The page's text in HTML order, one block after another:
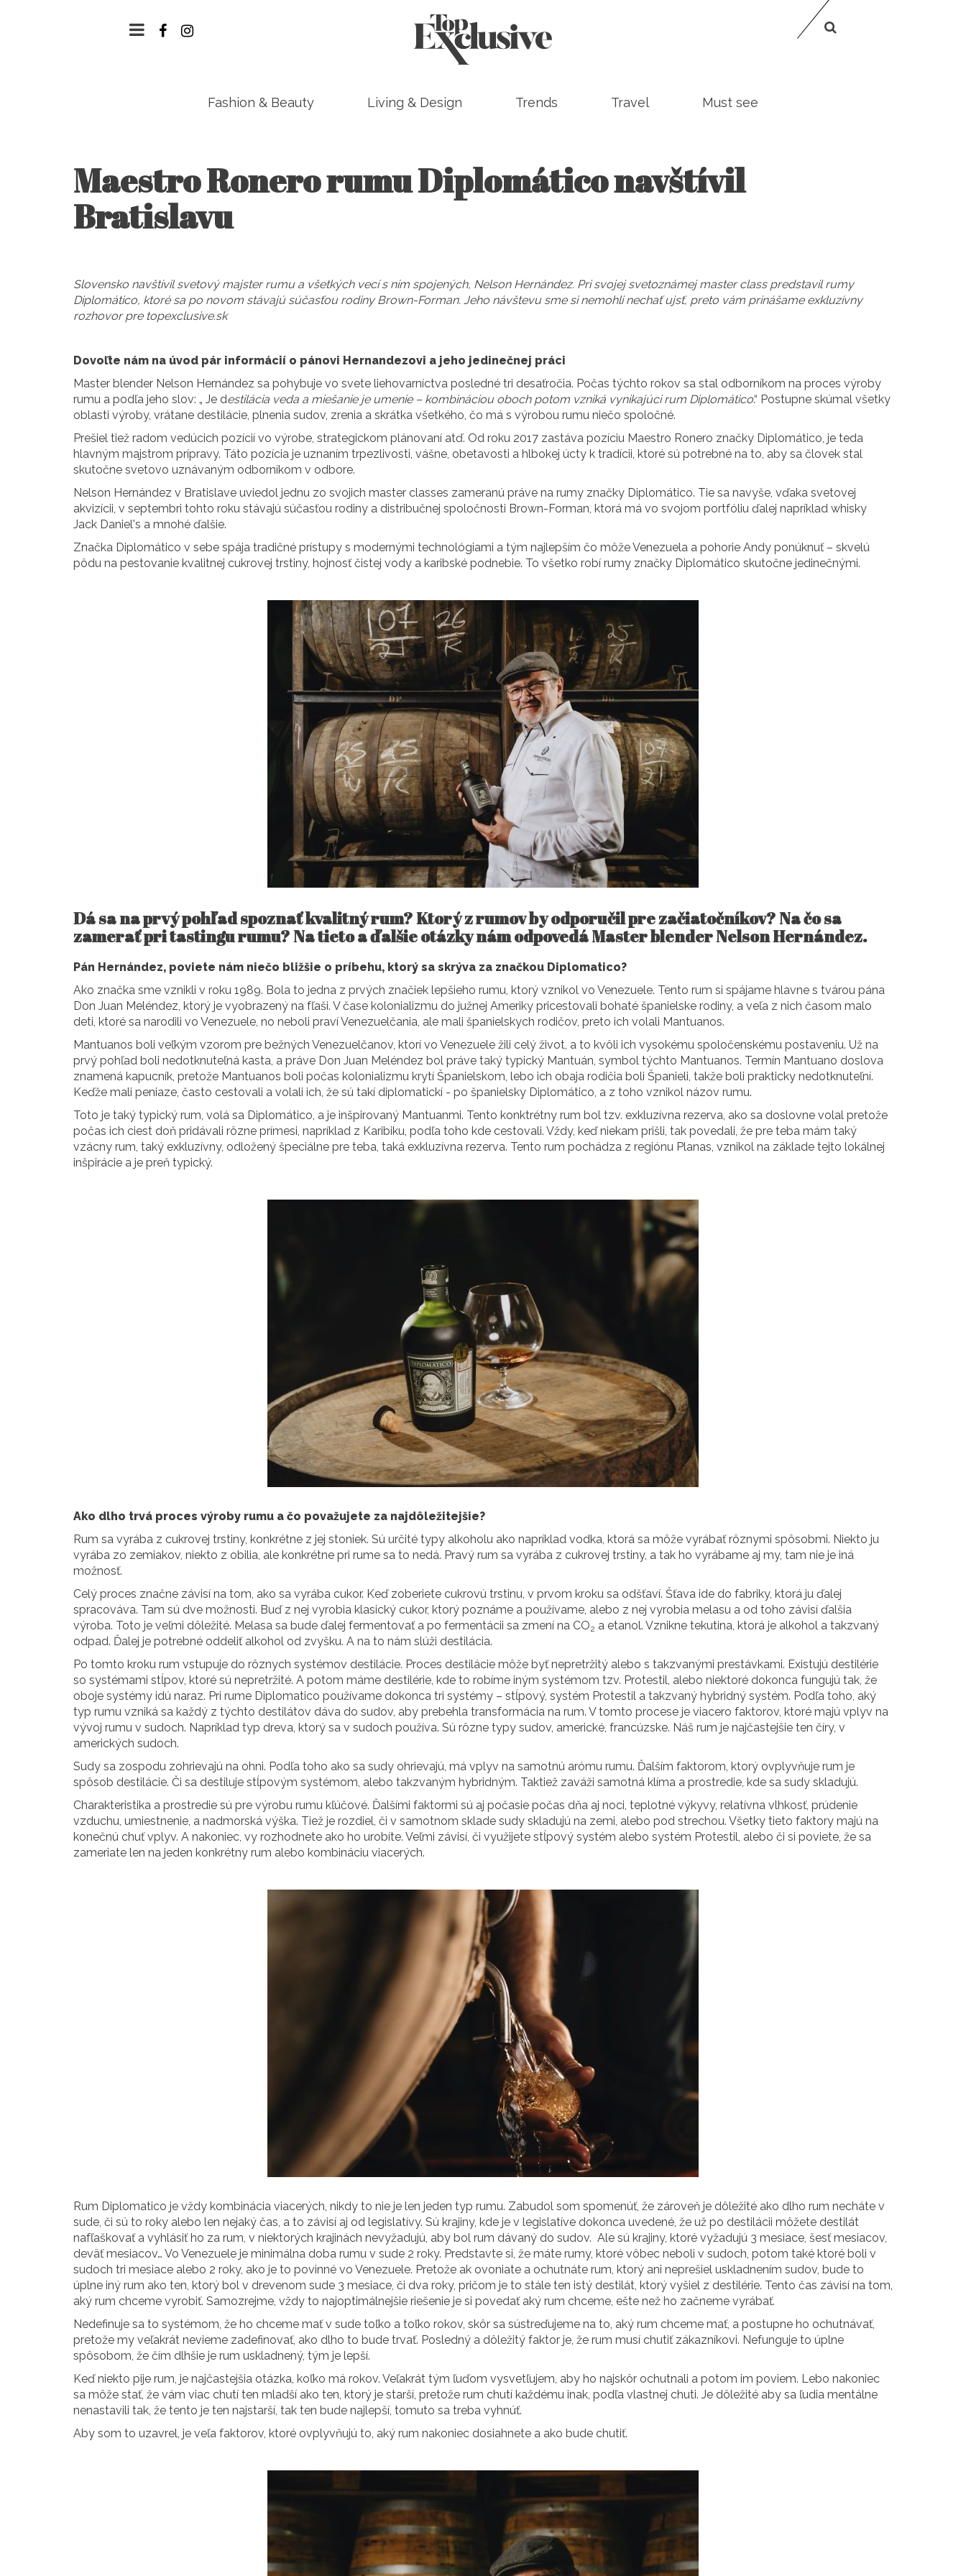
Fashion & Beauty Living & Design Trends Travel Must see
Maestro Ronero rumu Diplomático navštívil
Bratislavu
Slovensko navštívil svetový majster rumu a všetkých vecí s ním spojených, Nelson Hernández. Pri svojej svetoznámej master class predstavil rumy
Diplomático, ktoré sa po novom stávajú súčasťou rodiny Brown-Forman. Jeho návštevu sme si nemohli nechať ujsť, preto vám prinášame exkluzívny
rozhovor pre topexclusive.sk
Dovoľte nám na úvod pár informácií o pánovi Hernandezovi a jeho jedinečnej práci
Master blender Nelson Hernández sa pohybuje vo svete liehovarníctva posledné tri desaťročia. Počas týchto rokov sa stal odborníkom na proces výroby
rumu a podľa jeho slov: „ Je destilácia veda a miešanie je umenie – kombináciou oboch potom vzniká vynikajúci rum Diplomático.“ Postupne skúmal všetky
oblasti výroby, vrátane destilácie, plnenia sudov, zrenia a skrátka všetkého, čo má s výrobou rumu niečo spoločné.
Prešiel tiež radom vedúcich pozícií vo výrobe, strategickom plánovaní atď. Od roku 2017 zastáva pozíciu Maestro Ronero značky Diplomático, je teda
hlavným majstrom prípravy. Táto pozícia je uznaním trpezlivosti, vášne, obetavosti a hlbokej úcty k tradícii, ktoré sú potrebné na to, aby sa človek stal
skutočne svetovo uznávaným odborníkom v odbore.
Nelson Hernández v Bratislave uviedol jednu zo svojich master classes zameranú práve na rumy značky Diplomático. Tie sa navyše, vďaka svetovej
akvizícii, v septembri tohto roku stávajú súčasťou rodiny a distribučnej spoločnosti Brown-Forman, ktorá má vo svojom portfóliu ďalej napríklad whisky
Jack Daniel's a mnohé ďalšie.
Značka Diplomático v sebe spája tradičné prístupy s modernými technológiami a tým najlepším čo môže Venezuela a pohorie Andy ponúknuť – skvelú
pôdu na pestovanie kvalitnej cukrovej trstiny, hojnosť čistej vody a karibské podnebie. To všetko robí rumy značky Diplomático skutočne jedinečnými.
Dá sa na prvý pohľad spoznať kvalitný rum? Ktorý z rumov by odporučil pre začiatočníkov? Na čo sa
zamerať pri tastingu rumu? Na tieto a ďalšie otázky nám odpovedá Master blender Nelson Hernández.
Pán Hernández, poviete nám niečo bližšie o príbehu, ktorý sa skrýva za značkou Diplomatico?
Ako značka sme vznikli v roku 1989. Bola to jedna z prvých značiek lepšieho rumu, ktorý vznikol vo Venezuele. Tento rum si spájame hlavne s tvárou pána
Don Juan Meléndez, ktorý je vyobrazený na fľaši. V čase kolonializmu do južnej Ameriky pricestovali bohaté španielske rodiny, a veľa z nich časom malo
deti, ktoré sa narodili vo Venezuele, no neboli praví Venezuelčania, ale mali španielskych rodičov, preto ich volali Mantuanos.
Mantuanos boli veľkým vzorom pre bežných Venezuelčanov, ktorí vo Venezuele žili celý život, a to kvôli ich vysokému spoločenskému postaveniu. Už na
prvý pohľad boli nedotknuteľná kasta, a práve Don Juan Meléndez bol práve taký typický Mantuán, symbol týchto Mantuanos. Termín Mantuano doslova
znamená kapucník, pretože Mantuanos boli počas kolonializmu krytí Španielskom, lebo ich obaja rodičia boli Španieli, takže boli prakticky nedotknuteľní.
Keďže mali peniaze, často cestovali a volali ich, že sú takí diplomatickí - po španielsky Diplomático, a z toho vznikol názov rumu.
Toto je taký typický rum, volá sa Diplomático, a je inšpirovaný Mantuanmi. Tento konktrétny rum bol tzv. exkluzívna rezerva, ako sa doslovne volal pretože
počas ich ciest doň pridávali rôzne prímesi, napríklad z Karibiku, podľa toho kde cestovali. Vždy, keď niekam prišli, tak povedali, že pre teba mám taký
vzácny rum, taký exkluzívny, odložený špeciálne pre teba, taká exkluzívna rezerva. Tento rum pochádza z regiónu Planas, vznikol na základe tejto lokálnej
inšpirácie a je preň typický.
Ako dlho trvá proces výroby rumu a čo považujete za najdôležitejšie?
Rum sa vyrába z cukrovej trstiny, konkrétne z jej stoniek. Sú určité typy alkoholu ako napríklad vodka, ktorá sa môže vyrábať rôznymi spôsobmi. Niekto ju
vyrába zo zemiakov, niekto z obilia, ale konkrétne pri rume sa to nedá. Pravý rum sa vyrába z cukrovej trstiny, a tak ho vyrábame aj my, tam nie je iná
možnosť.
Celý proces značne závisí na tom, ako sa vyrába cukor. Keď zoberiete cukrovú trstinu, v prvom kroku sa odšťaví. Šťava ide do fabriky, ktorá ju ďalej
spracováva. Tam sú dve možnosti. Buď z nej vyrobia klasický cukor, ktorý poznáme a používame, alebo z nej vyrobia melasu a od toho závisí ďalšia
výroba. Toto je veľmi dôležité. Melasa sa bude ďalej fermentovať a po fermentácii sa zmení na CO2 a etanol. Vznikne tekutina, ktorá je alkohol a takzvaný
odpad. Ďalej je potrebné oddeliť alkohol od zvyšku. A na to nám slúži destilácia.
Po tomto kroku rum vstupuje do rôznych systémov destilácie. Proces destilácie môže byť nepretržitý alebo s takzvanými prestávkami. Existujú destilérie
so systémami stĺpov, ktoré sú nepretržité. A potom máme destilérie, kde to robíme iným systémom tzv. Protestil, alebo niektoré dokonca fungujú tak, že
oboje systémy idú naraz. Pri rume Diplomatico používame dokonca tri systémy – stĺpový, systém Protestil a takzvaný hybridný systém. Podľa toho, aký
typ rumu vzniká sa každý z týchto destilátov dáva do sudov, aby prebehla transformácia na rum. V tomto procese je viacero faktorov, ktoré majú vplyv na
vývoj rumu v sudoch. Napríklad typ dreva, ktorý sa v sudoch používa. Sú rôzne typy sudov, americké, francúzske. Náš rum je najčastejšie ten číry, v
amerických sudoch.
Sudy sa zospodu zohrievajú na ohni. Podľa toho ako sa sudy ohrievajú, má vplyv na samotnú arómu rumu. Ďalším faktorom, ktorý ovplyvňuje rum je
spôsob destilácie. Či sa destiluje stĺpovým systémom, alebo takzvaným hybridným. Taktiež zaváži samotná klíma a prostredie, kde sa sudy skladujú.
Charakteristika a prostredie sú pre výrobu rumu kľúčové. Ďalšími faktormi sú aj počasie počas dňa aj noci, teplotné výkyvy, relatívna vlhkosť, prúdenie
vzduchu, umiestnenie, a nadmorská výška. Tiež je rozdiel, či v samotnom sklade sudy skladujú na zemi, alebo pod strechou. Všetky tieto faktory majú na
konečnú chuť vplyv. A nakoniec, vy rozhodnete ako ho urobíte. Veľmi závisí, či využijete stĺpový systém alebo systém Protestil, alebo či si poviete, že sa
zameriate len na jeden konkrétny rum alebo kombináciu viacerých.
Rum Diplomatico je vždy kombinácia viacerých, nikdy to nie je len jeden typ rumu. Zabudol som spomenúť, že zároveň je dôležité ako dlho rum necháte v
sude, či sú to roky alebo len nejaký čas, a to závisí aj od legislatívy. Sú krajiny, kde je v legislatíve dokonca uvedené, že už po destilácii môžete destilát
nafľaškovať a vyhlásiť ho za rum, v niektorých krajinách nevyžadujú, aby bol rum dávaný do sudov. Ale sú krajiny, ktoré vyžadujú 3 mesiace, šesť mesiacov,
deväť mesiacov… Vo Venezuele je minimálna doba rumu v sude 2 roky. Predstavte si, že máte rumy, ktoré vôbec neboli v sudoch, potom také ktoré boli v
sudoch tri mesiace alebo 2 roky, ako je to povinné vo Venezuele. Pretože ak ovoniate a ochutnáte rum, ktorý ani neprešiel uskladnením sudov, bude to
úplne iný rum ako ten, ktorý bol v drevenom sude 3 mesiace, či dva roky, pričom je to stále ten istý destilát, ktorý vyšiel z destilérie. Tento čas závisí na tom,
aký rum chceme vyrobiť. Samozrejme, vždy to najoptimálnejšie riešenie je si povedať aký rum chceme, ešte než ho začneme vyrábať.
Nedefinuje sa to systémom, že ho chceme mať v sude toľko a toľko rokov, skôr sa sústreďujeme na to, aký rum chceme mať, a postupne ho ochutnávať,
pretože my veľakrát nevieme zadefinovať, ako dlho to bude trvať. Posledný a dôležitý faktor je, že rum musí chutiť zákazníkovi. Nefunguje to úplne
spôsobom, že čím dlhšie je rum uskladnený, tým je lepší.
Keď niekto pije rum, je najčastejšia otázka, koľko má rokov. Veľakrát tým ľuďom vysvetľujem, aby ho najskôr ochutnali a potom im poviem. Lebo nakoniec
sa môže stať, že vám viac chutí ten mladší ako ten, ktorý je starší, pretože rum chutí každému inak, podľa vlastnej chuti. Je dôležité aby sa ľudia mentálne
nenastavili tak, že tento je ten najstarší, tak ten bude najlepší, tomuto sa treba vyhnúť.
Aby som to uzavrel, je veľa faktorov, ktoré ovplyvňujú to, aký rum nakoniec dosiahnete a ako bude chutiť.